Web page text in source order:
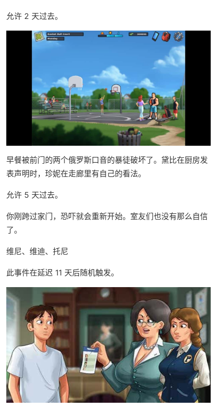
允许 2 天过去。
早餐被前门的两个俄罗斯口音的暴徒破坏了。黛比在厨房发
表声明时，珍妮在走廊里有自己的看法。
允许 5 天过去。
你刚跨过家门，恐吓就会重新开始。室友们也没有那么自信
了。
维尼、维迪、托尼
此事件在延迟 11 天后随机触发。